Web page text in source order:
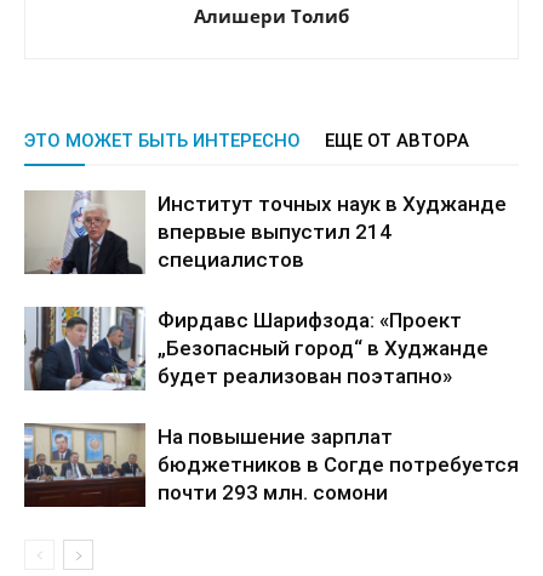
Алишери Толиб
ЭТО МОЖЕТ БЫТЬ ИНТЕРЕСНО ЕЩЕ ОТ АВТОРА
Институт точных наук в Худжанде
впервые выпустил 214
специалистов
Фирдавс Шарифзода: «Проект
„Безопасный город“ в Худжанде
будет реализован поэтапно»
На повышение зарплат
бюджетников в Согде потребуется
почти 293 млн. сомони